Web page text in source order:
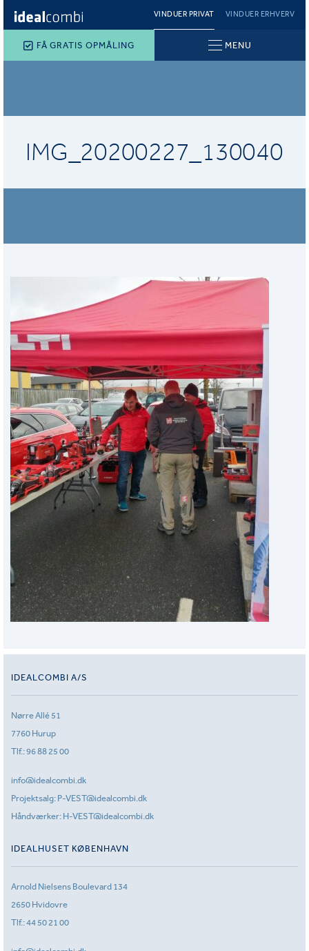
VINDUER PRIVAT VINDUER ERHVERV
FÅ GRATIS OPMÅLING MENU
IMG_20200227_130040
IDEALCOMBI A/S
Nørre Allé 51
7760 Hurup
Tlf.:96 88 25 00
info@idealcombi.dk
Projektsalg: P-VEST@idealcombi.dk
Håndværker: H-VEST@idealcombi.dk
IDEALHUSET KØBENHAVN
Arnold Nielsens Boulevard 134
2650 Hvidovre
Tlf.:44 50 21 00